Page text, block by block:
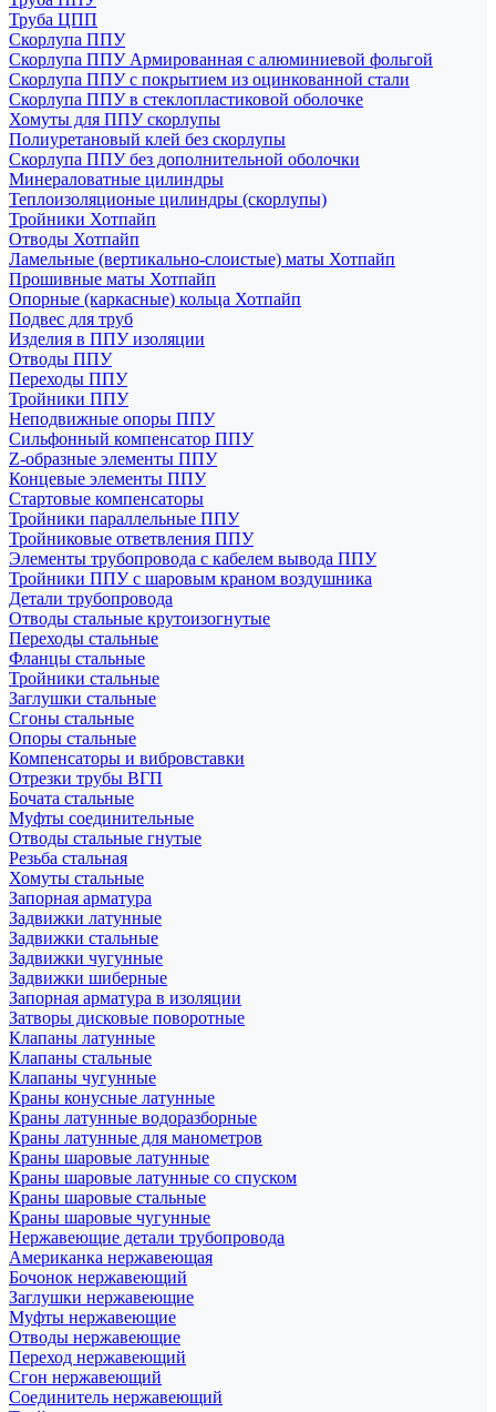
Труба ЦПП
Скорлупа ППУ
Скорлупа ППУ Армированная с алюминиевой фольгой
Скорлупа ППУ с покрытием из оцинкованной стали
Скорлупа ППУ в стеклопластиковой оболочке
Хомуты для ППУ скорлупы
Полиуретановый клей без скорлупы
Скорлупа ППУ без дополнительной оболочки
Минераловатные цилиндры
Теплоизоляционые цилиндры (скорлупы)
Тройники Хотпайп
Отводы Хотпайп
Ламельные (вертикально-слоистые) маты Хотпайп
Прошивные маты Хотпайп
Опорные (каркасные) кольца Хотпайп
Подвес для труб
Изделия в ППУ изоляции
Отводы ППУ
Переходы ППУ
Тройники ППУ
Неподвижные опоры ППУ
Cильфонный компенсатор ППУ
Z-образные элементы ППУ
Концевые элементы ППУ
Стартовые компенсаторы
Тройники параллельные ППУ
Тройниковые ответвления ППУ
Элементы трубопровода с кабелем вывода ППУ
Тройники ППУ с шаровым краном воздушника
Детали трубопровода
Отводы стальные крутоизогнутые
Переходы стальные
Фланцы стальные
Тройники стальные
Заглушки стальные
Сгоны стальные
Опоры стальные
Компенсаторы и вибровставки
Отрезки трубы ВГП
Бочата стальные
Муфты соединительные
Отводы стальные гнутые
Резьба стальная
Хомуты стальные
Запорная арматура
Задвижки латунные
Задвижки стальные
Задвижки чугунные
Задвижки шиберные
Запорная арматура в изоляции
Затворы дисковые поворотные
Клапаны латунные
Клапаны стальные
Клапаны чугунные
Краны конусные латунные
Краны латунные водоразборные
Краны латунные для манометров
Краны шаровые латунные
Краны шаровые латунные со спуском
Краны шаровые стальные
Краны шаровые чугунные
Нержавеющие детали трубопровода
Американка нержавеющая
Бочонок нержавеющий
Заглушки нержавеющие
Муфты нержавеющие
Отводы нержавеющие
Переход нержавеющий
Сгон нержавеющий
Соединитель нержавеющий